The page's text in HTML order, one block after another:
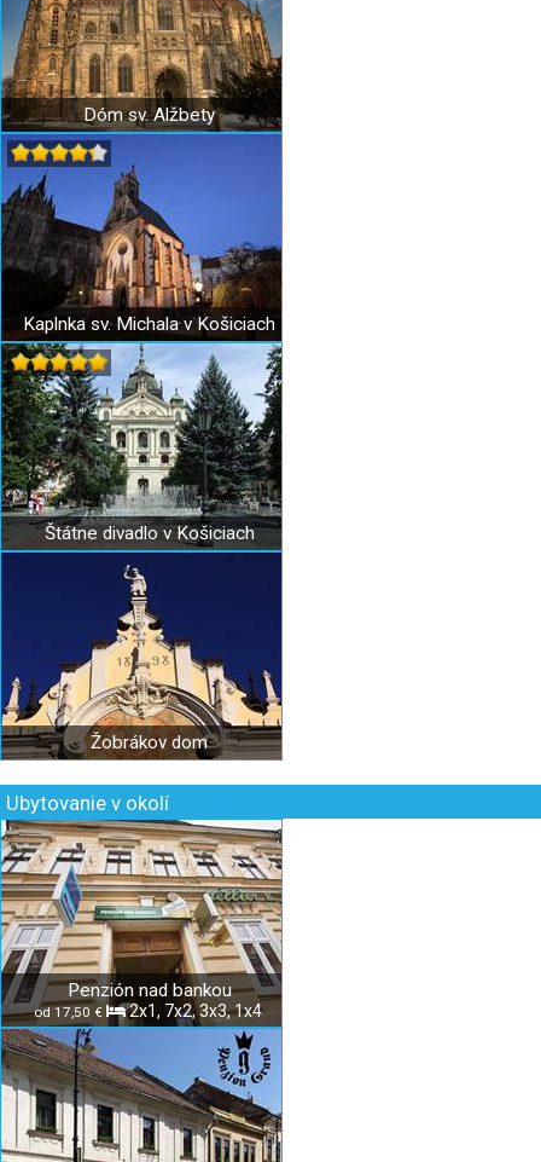
Dóm sv. Alžbety
Kaplnka sv. Michala v Košiciach
Štátne divadlo v Košiciach
Žobrákov dom
Ubytovanie v okolí
Penzión nad bankou
od 17,50 € 2x1, 7x2, 3x3, 1x4